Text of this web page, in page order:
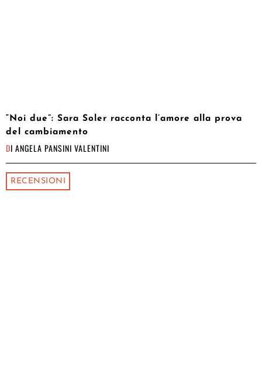
“Noi due”: Sara Soler racconta l’amore alla prova
del cambiamento
DI ANGELA PANSINI VALENTINI
RECENSIONI